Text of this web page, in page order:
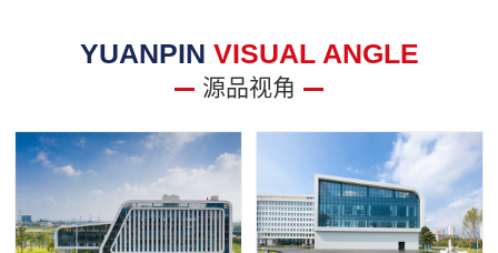
YUANPIN VISUAL ANGLE
源品视角